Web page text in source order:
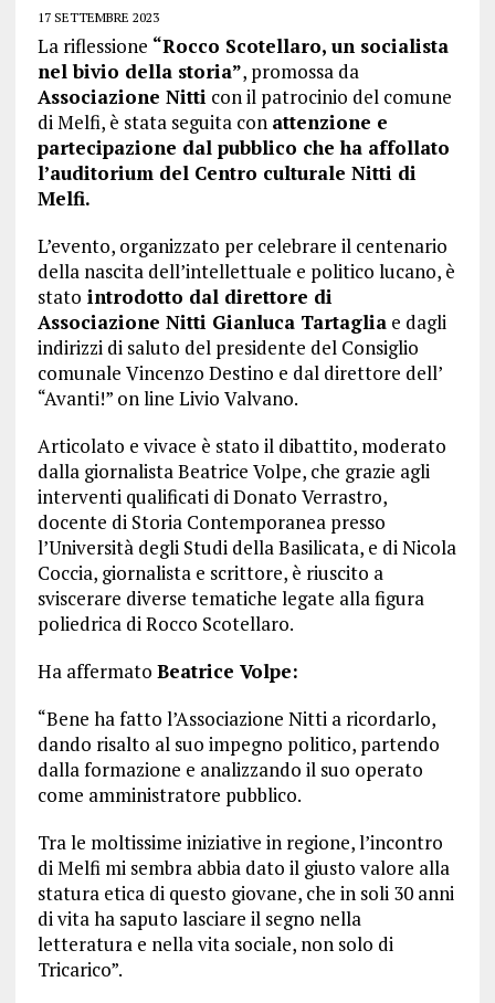
17 SETTEMBRE 2023
La riflessione “Rocco Scotellaro, un socialista
nel bivio della storia”, promossa da
Associazione Nitti con il patrocinio del comune
di Melfi, è stata seguita con attenzione e
partecipazione dal pubblico che ha affollato
l’auditorium del Centro culturale Nitti di
Melfi.
L’evento, organizzato per celebrare il centenario
della nascita dell’intellettuale e politico lucano, è
stato introdotto dal direttore di
Associazione Nitti Gianluca Tartagliae dagli
indirizzi di saluto del presidente del Consiglio
comunale Vincenzo Destino e dal direttore dell’
“Avanti!” on line Livio Valvano.
Articolato e vivace è stato il dibattito, moderato
dalla giornalista Beatrice Volpe, che grazie agli
interventi qualificati di Donato Verrastro,
docente di Storia Contemporanea presso
l’Università degli Studi della Basilicata, e di Nicola
Coccia, giornalista e scrittore, è riuscito a
sviscerare diverse tematiche legate alla figura
poliedrica di Rocco Scotellaro.
Ha affermato Beatrice Volpe:
“Bene ha fatto l’Associazione Nitti a ricordarlo,
dando risalto al suo impegno politico, partendo
dalla formazione e analizzando il suo operato
come amministratore pubblico.
Tra le moltissime iniziative in regione, l’incontro
di Melfi mi sembra abbia dato il giusto valore alla
statura etica di questo giovane, che in soli 30 anni
di vita ha saputo lasciare il segno nella
letteratura e nella vita sociale, non solo di
Tricarico”.